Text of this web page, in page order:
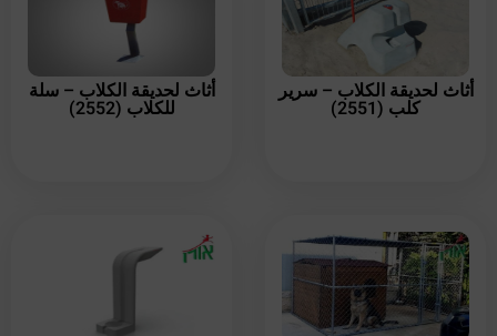
أثاث لحديقة الكلاب – سرير
كلب (2551)
أثاث لحديقة الكلاب – سلة
للكلاب (2552)